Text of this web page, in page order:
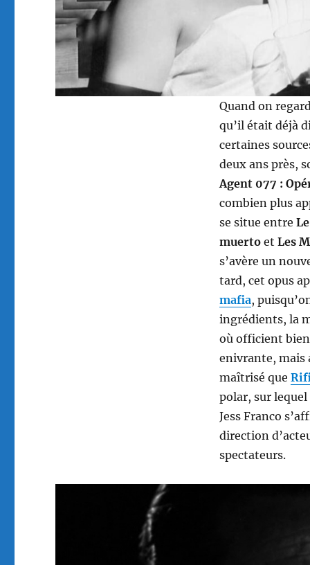
Quand on
qu’il était déjà
certaines
deux ans près,
Agent 077 :
combien plus
se situe entre
muertoet Les
s’avère un
tard, cet opus
mafia,
ingrédients, la
où officient
enivrante, mais
maîtrisé que
polar, sur lequel
Jess Franco
direction
spectateurs.